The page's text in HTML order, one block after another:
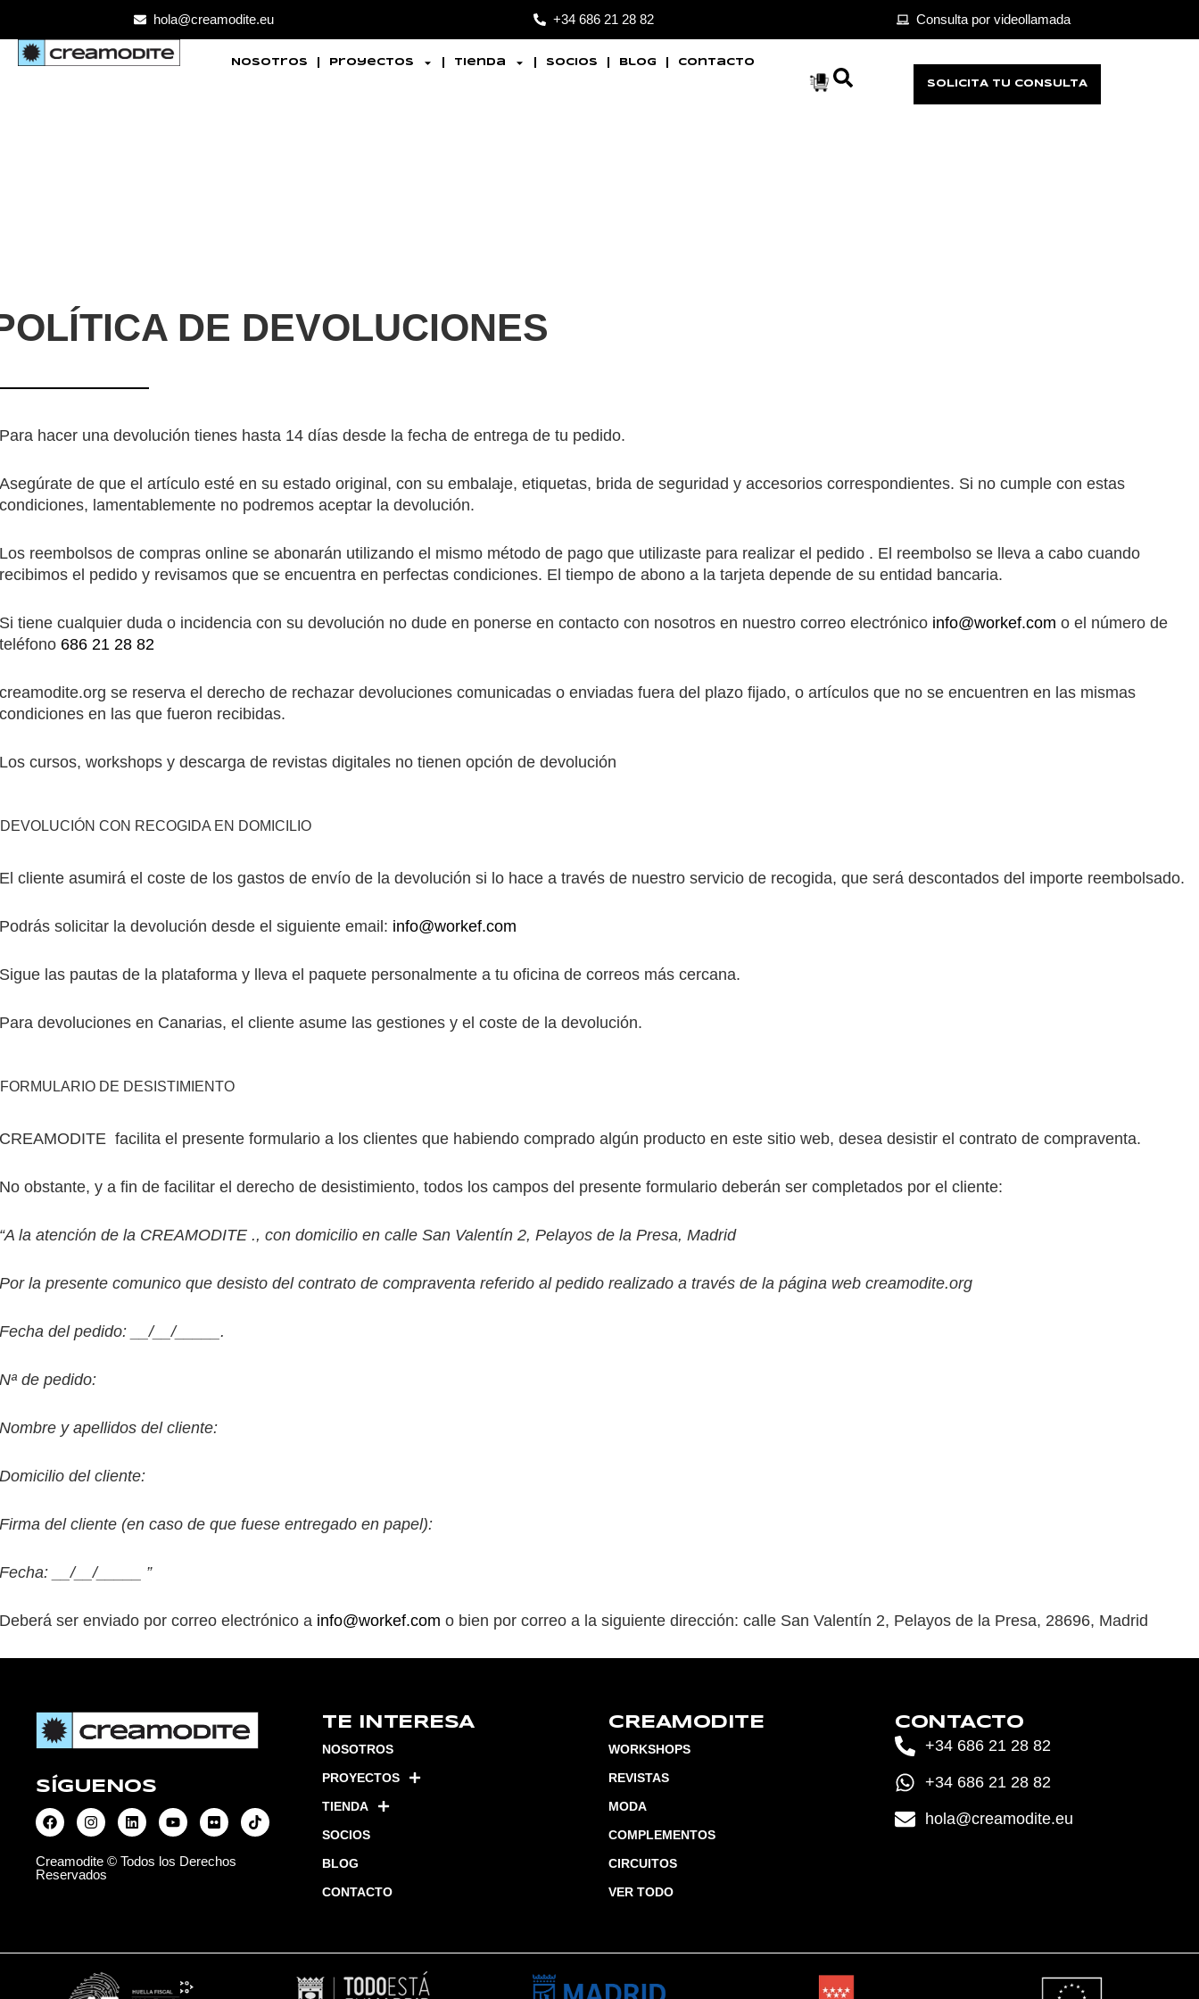
hola@creamodite.eu +34 686 21 28 82 Consulta por videollamada
Nosotros Proyectos Tienda Socios Blog Contacto
SOLICITA TU CONSULTA
DE DEVOLUCIONES
Para hacer una devolución tienes hasta 14 días desde la fecha de entrega de tu pedido.
Asegúrate de que el artículo esté en su estado original, con su embalaje, etiquetas, brida de seguridad y accesorios correspondientes. Si no cumple con estas
condiciones, lamentablemente no podremos aceptar la devolución.
Los reembolsos de compras online se abonarán utilizando el mismo método de pago que utilizaste para realizar el pedido . El reembolso se lleva a cabo cuando
recibimos el pedido y revisamos que se encuentra en perfectas condiciones. El tiempo de abono a la tarjeta depende de su entidad bancaria.
Si tiene cualquier duda o incidencia con su devolución no dude en ponerse en contacto con nosotros en nuestro correo electrónico info@workef.com o el número de
teléfono 686 21 28 82
creamodite.org se reserva el derecho de rechazar devoluciones comunicadas o enviadas fuera del plazo fijado, o artículos que no se encuentren en las mismas
condiciones en las que fueron recibidas.
Los cursos, workshops y descarga de revistas digitales no tienen opción de devolución
DEVOLUCIÓN CON RECOGIDA EN DOMICILIO
El cliente asumirá el coste de los gastos de envío de la devolución si lo hace a través de nuestro servicio de recogida, que será descontados del importe reembolsado.
Podrás solicitar la devolución desde el siguiente email: info@workef.com
Sigue las pautas de la plataforma y lleva el paquete personalmente a tu oficina de correos más cercana.
Para devoluciones en Canarias, el cliente asume las gestiones y el coste de la devolución.
FORMULARIO DE DESISTIMIENTO
CREAMODITE facilita el presente formulario a los clientes que habiendo comprado algún producto en este sitio web, desea desistir el contrato de compraventa.
No obstante, y a fin de facilitar el derecho de desistimiento, todos los campos del presente formulario deberán ser completados por el cliente:
“A la atención de la CREAMODITE ., con domicilio en calle San Valentín 2, Pelayos de la Presa, Madrid
Por la presente comunico que desisto del contrato de compraventa referido al pedido realizado a través de la página web creamodite.org
Fecha del pedido: __/__/_____.
Nª de pedido:
Nombre y apellidos del cliente:
Domicilio del cliente:
Firma del cliente (en caso de que fuese entregado en papel):
Fecha: __/__/_____ ”
Deberá ser enviado por correo electrónico a info@workef.com o bien por correo a la siguiente dirección: calle San Valentín 2, Pelayos de la Presa, 28696, Madrid
SÍGUENOS
Creamodite © Todos los Derechos
Reservados
TE INTERESA
NOSOTROS
PROYECTOS
TIENDA
SOCIOS
BLOG
CONTACTO
CREAMODITE
WORKSHOPS
REVISTAS
MODA
COMPLEMENTOS
CIRCUITOS
VER TODO
CONTACTO
+34 686 21 28 82
+34 686 21 28 82
hola@creamodite.eu